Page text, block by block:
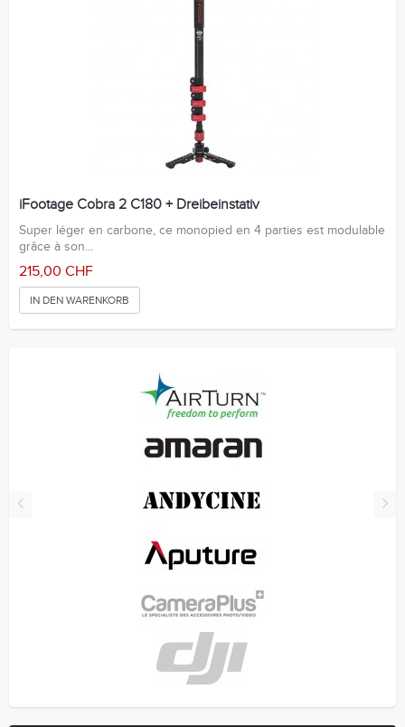
iFootage Cobra 2 C180 + Dreibeinstativ
Super léger en carbone, ce monopied en 4 parties est modulable
grâce à son...
215,00 CHF
IN DEN WARENKORB